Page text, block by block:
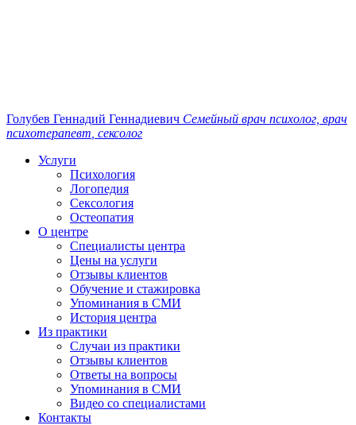
Голубев Геннадий Геннадиевич Семейный врач психолог, врач
психотерапевт , сексолог
Услуги
Психология
Логопедия
Сексология
Остеопатия
О центре
Специалисты центра
Цены на услуги
Отзывы клиентов
Обучение и стажировка
Упоминания в СМИ
История центра
Из практики
Случаи из практики
Отзывы клиентов
Ответы на вопросы
Упоминания в СМИ
Видео со специалистами
Контакты